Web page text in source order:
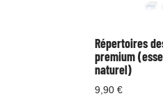
Répertoires
premium
naturel)
9,90 €